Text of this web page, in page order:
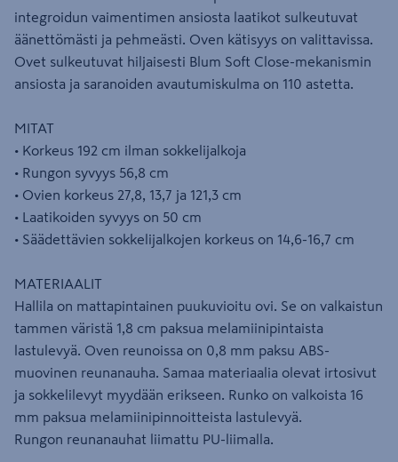
integroidun vaimentimen ansiosta laatikot sulkeutuvat
äänettömästi ja pehmeästi. Oven kätisyys on valittavissa.
Ovet sulkeutuvat hiljaisesti Blum Soft Close-mekanismin
ansiosta ja saranoiden avautumiskulma on 110 astetta.
MITAT
• Korkeus 192 cm ilman sokkelijalkoja
• Rungon syvyys 56,8 cm
• Ovien korkeus 27,8, 13,7 ja 121,3 cm
• Laatikoiden syvyys on 50 cm
• Säädettävien sokkelijalkojen korkeus on 14,6-16,7 cm
MATERIAALIT
Hallila on mattapintainen puukuvioitu ovi. Se on valkaistun
tammen väristä 1,8 cm paksua melamiinipintaista
lastulevyä. Oven reunoissa on 0,8 mm paksu ABS-
muovinen reunanauha. Samaa materiaalia olevat irtosivut
ja sokkelilevyt myydään erikseen. Runko on valkoista 16
mm paksua melamiinipinnoitteista lastulevyä.
Rungon reunanauhat liimattu PU-liimalla.